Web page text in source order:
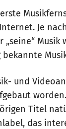
Je
Musik
bekannte
und
Titel
das